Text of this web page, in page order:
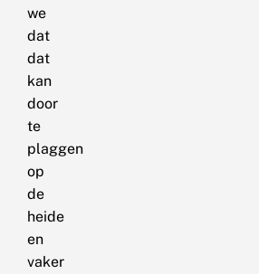
we
dat
dat
kan
door
te
plaggen
op
de
heide
en
vaker